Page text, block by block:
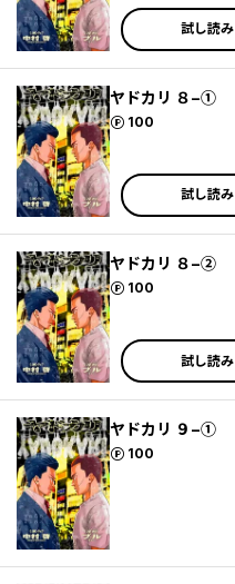
試し読み
ヤドカリ ８−①
100
ポイント
試し読み
ヤドカリ ８−②
100
ポイント
試し読み
ヤドカリ ９−①
100
ポイント